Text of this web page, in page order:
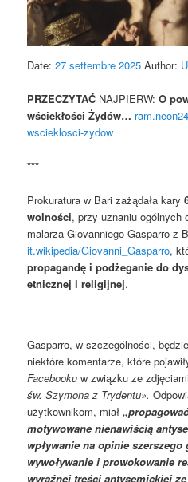
Date:27 settembre 2025 Author:
PRZECZYTAĆ NAJPIERW:O
wściekłości Żydów…
wscieklosci-zydow
***
Prokuratura w Bari zażądała kary
wolności, przy uznaniu ogólnych
malarza Giovanniego Gasparro z
it.wikipedia/Giovanni_Gasparro,
propagandę i podżeganie do
etnicznej i religijnej.
Gasparro, w szczególności,
niektóre komentarze, które
Facebooku w związku ze
św. Szymona z Trydentu».
użytkownikom, miał
motywowane nienawiścią
wpływanie na opinie
wywoływanie i prowokowanie
wyraźnej treści antysemickiej